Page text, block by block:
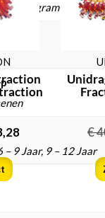
805 gram
– 9 Jaar, 9 – 12 Jaar
€